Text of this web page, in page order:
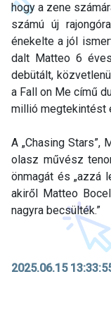
hogy a zene
számú új
énekelte a jól
dalt Matteo 6
debütált,
a Fall on Me című
millió megtekintést
A „Chasing Stars”,
olasz művész
önmagát és „azzá
akiről Matteo
nagyra becsülték.”
2025.06.15